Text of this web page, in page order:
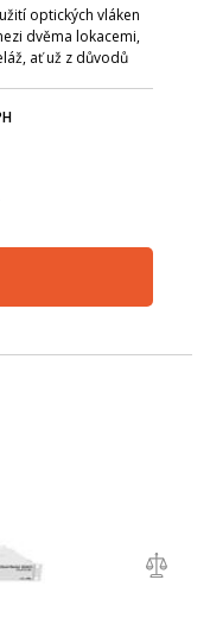
optických vláken
dvěma lokacemi,
ať už z důvodů